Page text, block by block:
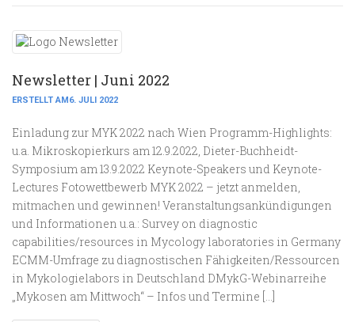
Newsletter | Juni 2022
ERSTELLT AM6. JULI 2022
Einladung zur MYK 2022 nach Wien Programm-Highlights:
u.a. Mikroskopierkurs am 12.9.2022, Dieter-Buchheidt-
Symposium am 13.9.2022 Keynote-Speakers und Keynote-
Lectures Fotowettbewerb MYK 2022 – jetzt anmelden,
mitmachen und gewinnen! Veranstaltungsankündigungen
und Informationen u.a.: Survey on diagnostic
capabilities/resources in Mycology laboratories in Germany
ECMM-Umfrage zu diagnostischen Fähigkeiten/Ressourcen
in Mykologielabors in Deutschland DMykG-Webinarreihe
„Mykosen am Mittwoch“ – Infos und Termine […]